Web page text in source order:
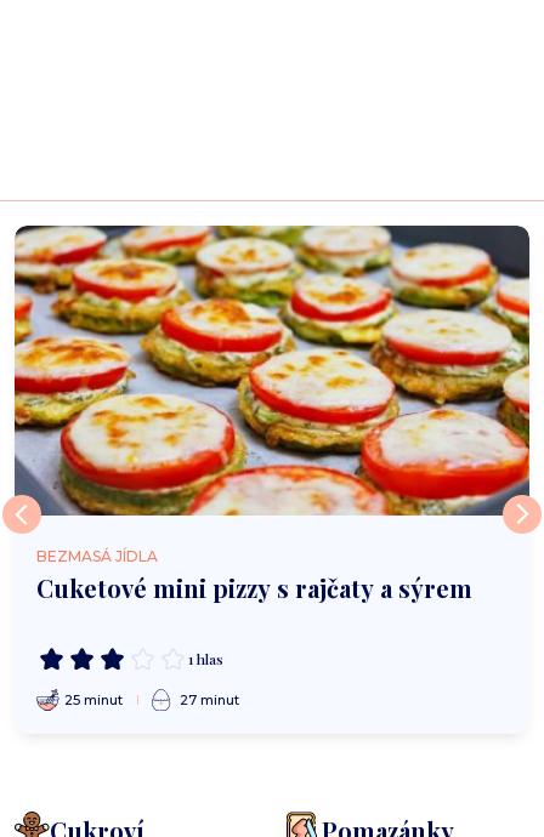
BEZMASÁ JÍDLA
Cuketové mini pizzy s rajčaty a sýrem
1 hlas
25 minut 27 minut